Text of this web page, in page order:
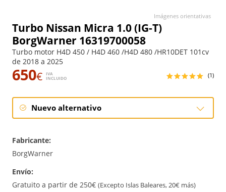
Turbo Nissan Micra 1.0 (IG-T)
BorgWarner 16319700058
Turbo motor H4D 450 / H4D 460 /H4D 480 /HR10DET 101cv
de 2018 a 2025
650€
IVA
INCLUIDO
(1)
Nuevo alternativo
Fabricante:
BorgWarner
Envío:
Gratuito a partir de 250€ (Excepto Islas Baleares, 20€ más)
Imágenes orientativas